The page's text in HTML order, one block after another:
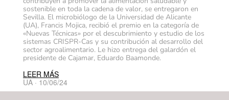
sostenible en toda la cadena de valor, se entregaron en
Sevilla. El microbiólogo de la Universidad de Alicante
(UA), Francis Mojica, recibió el premio en la categoría de
«Nuevas Técnicas» por el descubrimiento y estudio de los
sistemas CRISPR-Cas y su contribución al desarrollo del
sector agroalimentario. Le hizo entrega del galardón el
presidente de Cajamar, Eduardo Baamonde.
LEER MÁS
UA · 10/06/24